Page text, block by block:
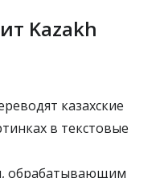
Kazakh
казахские
в текстовые
обрабатывающим